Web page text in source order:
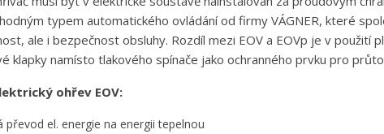
typem automatického ovládání od firmy VÁGNER, které
ale i bezpečnost obsluhy. Rozdíl mezi EOV a EOVp je v použití
klapky namísto tlakového spínače jako ochranného prvku pro
ohřev EOV:
převod el. energie na energii tepelnou